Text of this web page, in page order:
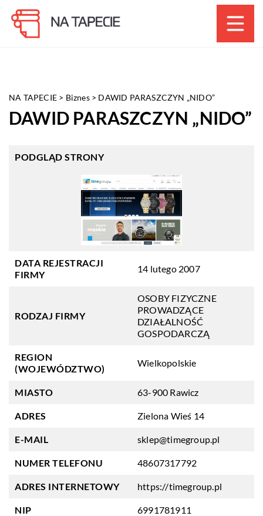
NA TAPECIE > Biznes> DAWID PARASZCZYN „NIDO”
DAWID PARASZCZYN „NIDO”
PODGLĄD STRONY
DATA REJESTRACJI
FIRMY
14 lutego 2007
RODZAJ FIRMY
OSOBY FIZYCZNE
PROWADZĄCE
DZIAŁALNOŚĆ
GOSPODARCZĄ
REGION
(WOJEWÓDZTWO)
Wielkopolskie
MIASTO 63-900 Rawicz
ADRES Zielona Wieś 14
E-MAIL sklep@timegroup.pl
NUMER TELEFONU 48607317792
ADRES INTERNETOWY https://timegroup.pl
NIP 6991781911